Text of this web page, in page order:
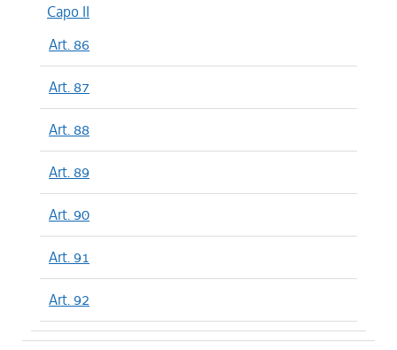
Capo II
Art. 86
Art. 87
Art. 88
Art. 89
Art. 90
Art. 91
Art. 92